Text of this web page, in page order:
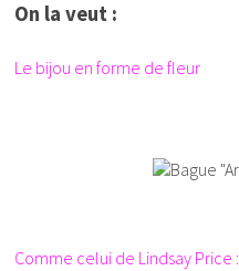
On la veut :
Le bijou en forme de fleur
Comme celui de Lindsay Price :